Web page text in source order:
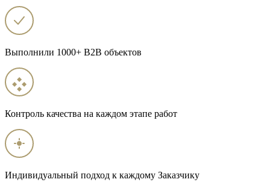
Выполнили 1000+ B2B объектов
Контроль качества на каждом этапе работ
Индивидуальный подход к каждому Заказчику